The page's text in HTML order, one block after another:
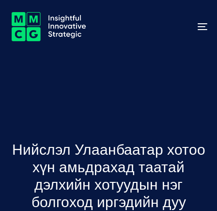
Нийслэл Улаанбаатар хотоо
хүн амьдрахад таатай
дэлхийн хотуудын нэг
болгоход иргэдийн дуу